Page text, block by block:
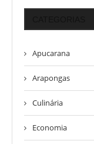
Apucarana
Arapongas
Culinária
Economia